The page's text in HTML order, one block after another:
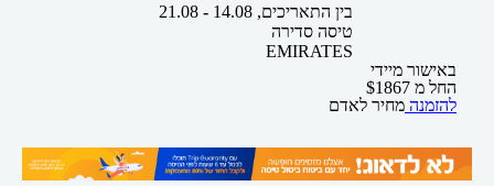
בין התאריכים, -
21.08
טיסה סדירה
EMIRATES
באישור מיידי
החל מ
$1867
להזמנה מחיר לאדם